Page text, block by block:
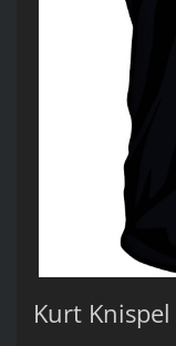
Kurt Knispel